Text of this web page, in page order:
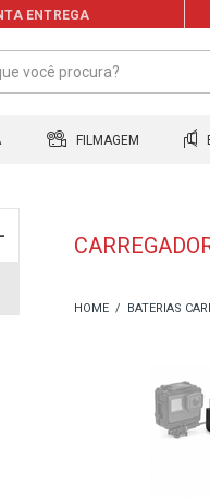
ENTREGA
FILMAGEM
BATERIAS